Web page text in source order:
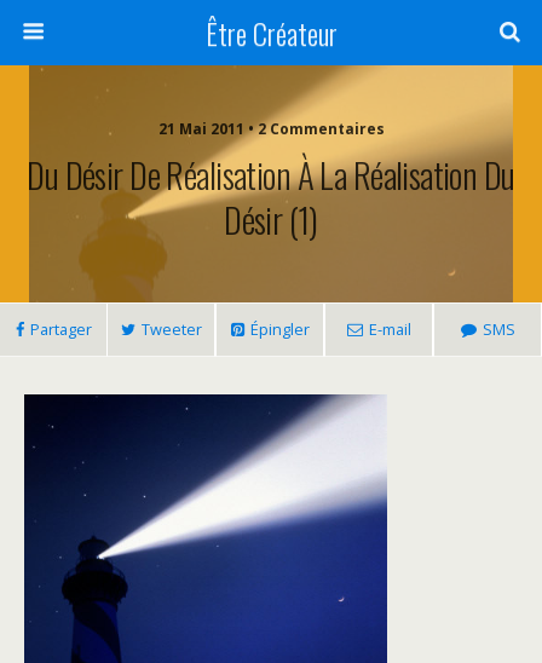
Être Créateur
21 Mai 2011 • 2 Commentaires
Du Désir De Réalisation À La Réalisation Du
Désir (1)
Partager Tweeter Épingler E-mail SMS